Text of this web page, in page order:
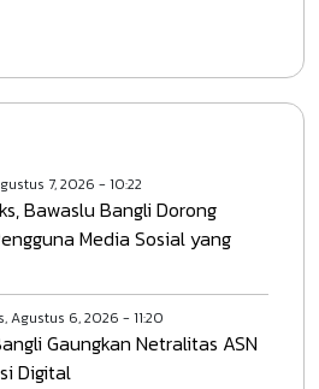
7, 2026 - 10:22
Bawaslu Bangli Dorong
Media Sosial yang
Agustus 6, 2026 - 11:20
Gaungkan Netralitas ASN
Digital